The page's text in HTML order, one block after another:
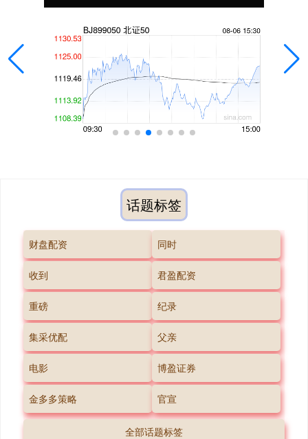
话题标签
财盘配资 同时
收到 君盈配资
重磅 纪录
集采优配 父亲
电影 博盈证券
金多多策略 官宣
全部话题标签